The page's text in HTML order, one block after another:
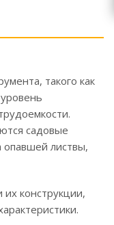
такого как
садовые
опавшей листвы,
конструкции,